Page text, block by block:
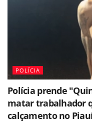
POLÍCIA
Polícia prende
matar trabalhador
calçamento no